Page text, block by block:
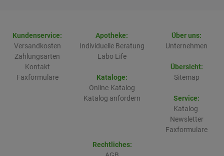
Kundenservice:
Versandkosten
Zahlungsarten
Kontakt
Faxformulare
Apotheke:
Individuelle Beratung
Labo Life
Kataloge:
Online-Katalog
Katalog anfordern
Über uns:
Unternehmen
Übersicht:
Sitemap
Service:
Katalog
Newsletter
Faxformulare
Rechtliches: